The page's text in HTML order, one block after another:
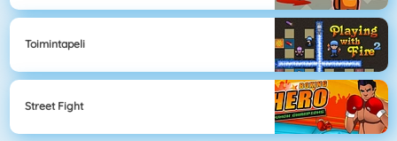
Toimintapeli
Street Fight